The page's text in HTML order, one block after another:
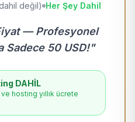
değil) Her Şey Dahil
— Profesyonel
Sadece 50 USD!"
DAHİL
hosting yıllık ücrete